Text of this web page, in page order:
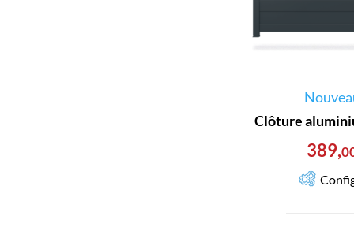
Clôture
389,